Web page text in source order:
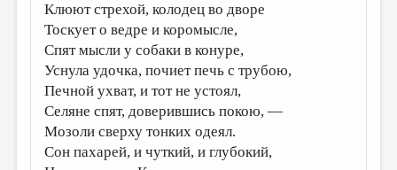
Клюют стрехой, колодец во дворе
Тоскует о ведре и коромысле,
Спят мысли у собаки в конуре,
Уснула удочка, почиет печь с трубою,
Печной ухват, и тот не устоял,
Селяне спят, доверившись покою, —
Мозоли сверху тонких одеял.
Сон пахарей, и чуткий, и глубокий,